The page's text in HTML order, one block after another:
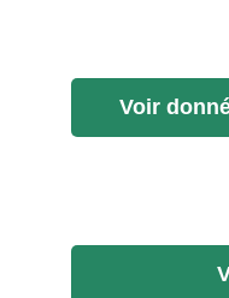
Voir